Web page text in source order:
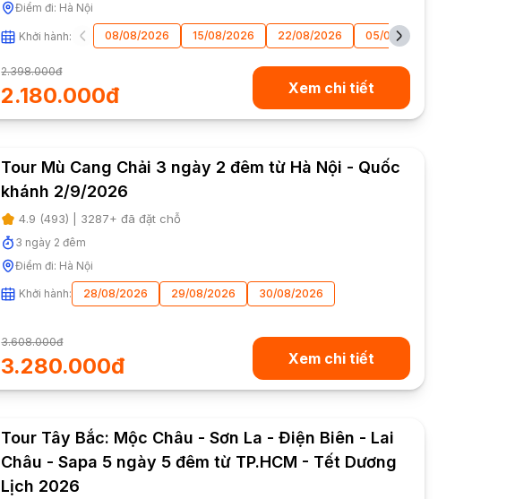
Điểm đi: Hà Nội
Khởi hành: 08/08/2026 15/08/2026 22/08/2026 05/09/2026
2.398.000đ
2.180.000đ Xem chi tiết
Tour Mù Cang Chải 3 ngày 2 đêm từ Hà Nội - Quốc
khánh 2/9/2026
4.9 (493) | 3287+ đã đặt chỗ
3 ngày 2 đêm
Điểm đi: Hà Nội
Khởi hành: 28/08/2026 29/08/2026 30/08/2026
3.608.000đ
3.280.000đ Xem chi tiết
Tour Tây Bắc: Mộc Châu - Sơn La - Điện Biên - Lai
Châu - Sapa 5 ngày 5 đêm từ TP.HCM - Tết Dương
Lịch 2026